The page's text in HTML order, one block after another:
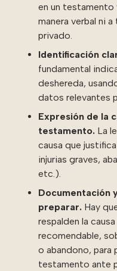
en un testamento
manera verbal ni
privado.
Identificación
fundamental
deshereda,
datos relevantes
Expresión de la
testamento. La
causa que
injurias graves,
etc.).
Documentación
preparar. Hay
respalden la
recomendable,
o abandono, para
testamento ante